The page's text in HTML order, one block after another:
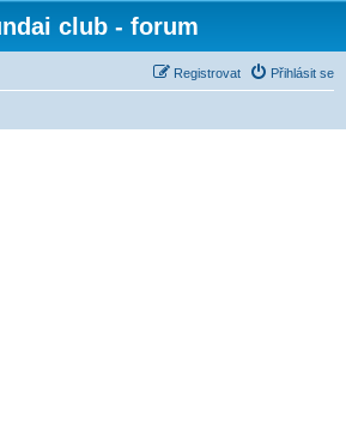
club - forum
Přihlásit se
Registrovat